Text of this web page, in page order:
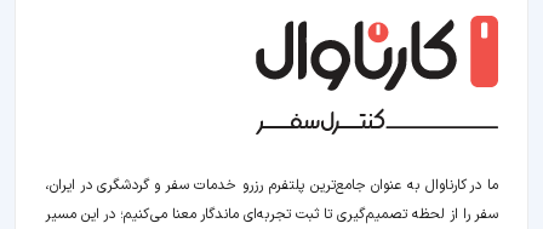
ما در کارناوال به عنوان جامع‌ترین پلتفرم رزرو خدمات سفر و گردشگری در ایران،
سفر را از لحظه‌ تصمیم‌گیری تا ثبت تجربه‌ای ماندگار معنا می‌کنیم؛ در این مسیر‍